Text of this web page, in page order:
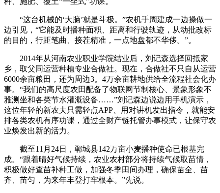
“这台机械的‘大脑’就是斗极。”农机手周建成一边操做一
边引见，“它能及时播种面积、距离和行驶轨迹，从动批改标
的目的，行距笔曲、接茬精准，一点地盘都不华侈。”。
2014年从河南农业职业学院结业后，刘记森选择回抵家
乡，取父同运营种植专业合做社。现在，合做社不只自从运营
6000余亩粮田，还为周边3。4万余亩耕地供给全流程社会化办
事。“我们的高尺度农田配备了物联网节制核心、景象形象不
雅测坐和各类节水灌溉设备……”刘记森边说边用手机演示，
这位年轻的新农夫只需轻点APP、用对讲机发出指令，就能安
排各类农机有序功课，通过全财产链托管办事模式，让保守农
业焕发出新的活力。
截至11月24日，郸城县142万亩小麦播种使命已根基完
成。“跟着晴好气候持续，农业农村部分将持续气候取苗情，
积极做好查苗补种工做，加强冬季田间办理，确保苗全、苗
齐、苗匀，为来年丰登打牢根本。”先说。